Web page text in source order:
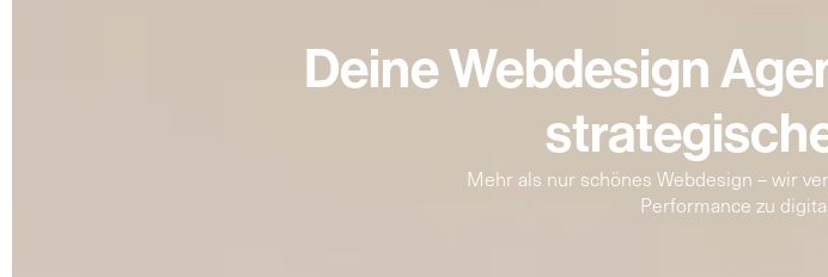
Deine Webdesign
Mehr als nur schönes Webdesign – wir
Performance zu